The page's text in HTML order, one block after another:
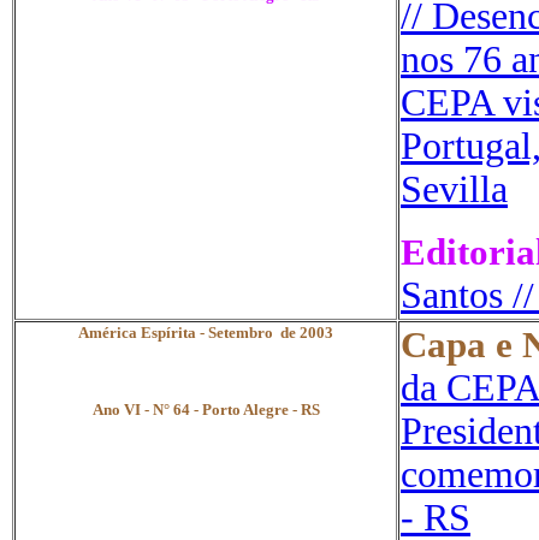
//
nos 76
CEPA
Sevilla
Santos //
América Espírita - Setembro de 2003
Ano VI - N° 64 - Porto Alegre - RS
Capa e
da
- RS